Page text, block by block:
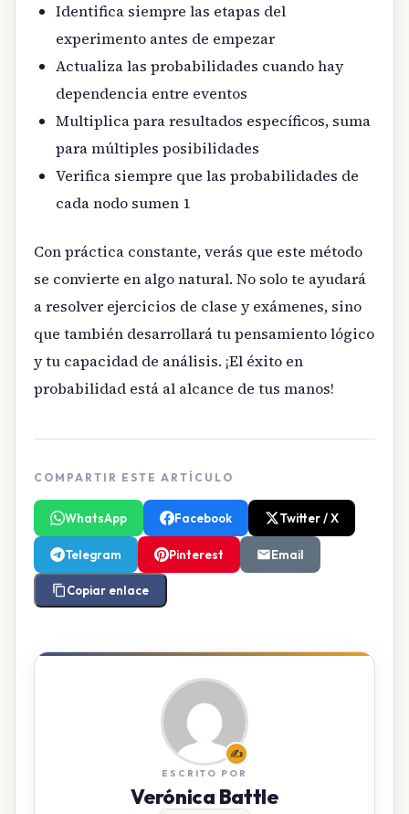
Identifica siempre las etapas del
experimento antes de empezar
Actualiza las probabilidades cuando hay
dependencia entre eventos
Multiplica para resultados específicos, suma
para múltiples posibilidades
Verifica siempre que las probabilidades de
cada nodo sumen 1
Con práctica constante, verás que este método
se convierte en algo natural. No solo te ayudará
a resolver ejercicios de clase y exámenes, sino
que también desarrollará tu pensamiento lógico
y tu capacidad de análisis. ¡El éxito en
probabilidad está al alcance de tus manos!
COMPARTIR ESTE ARTÍCULO
WhatsApp Facebook Twitter / X
Telegram Pinterest Email
Copiar enlace
✍️
ESCRITO POR
Verónica Battle